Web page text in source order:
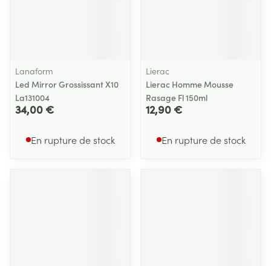
Lanaform
Led Mirror Grossissant X10
La131004
34,00 €
En rupture de stock
Lierac
Lierac Homme Mousse
Rasage Fl 150ml
12,90 €
En rupture de stock